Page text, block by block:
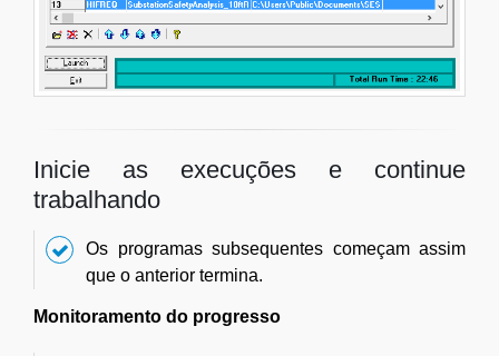
Inicie as execuções e continue
trabalhando
Os programas subsequentes começam assim
que o anterior termina.
Monitoramento do progresso